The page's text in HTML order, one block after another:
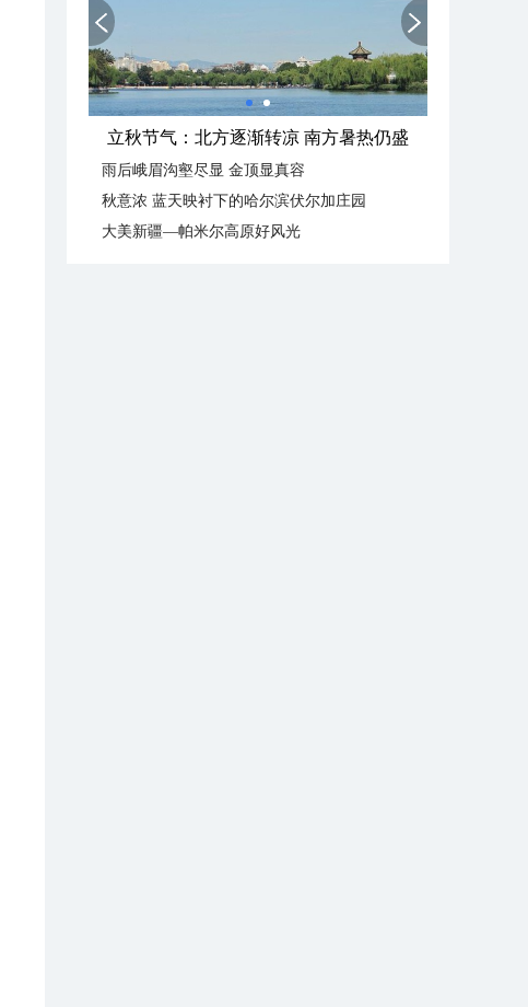
立秋节气：北方逐渐转凉 南方暑热仍盛
雨后峨眉沟壑尽显 金顶显真容
秋意浓 蓝天映衬下的哈尔滨伏尔加庄园
大美新疆—帕米尔高原好风光